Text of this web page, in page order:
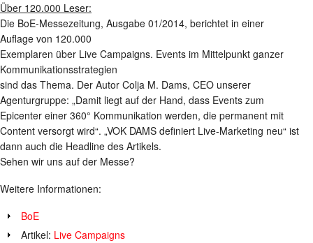
Über 120.000 Leser:
Die BoE-Messezeitung, Ausgabe 01/2014, berichtet in einer
Auflage von 120.000
Exemplaren über Live Campaigns. Events im Mittelpunkt ganzer
Kommunikationsstrategien
sind das Thema. Der Autor Colja M. Dams, CEO unserer
Agenturgruppe: „Damit liegt auf der Hand, dass Events zum
Epicenter einer 360° Kommunikation werden, die permanent mit
Content versorgt wird“. „VOK DAMS definiert Live-Marketing neu“ ist
dann auch die Headline des Artikels.
Sehen wir uns auf der Messe?
Weitere Informationen:
BoE
Artikel: Live Campaigns